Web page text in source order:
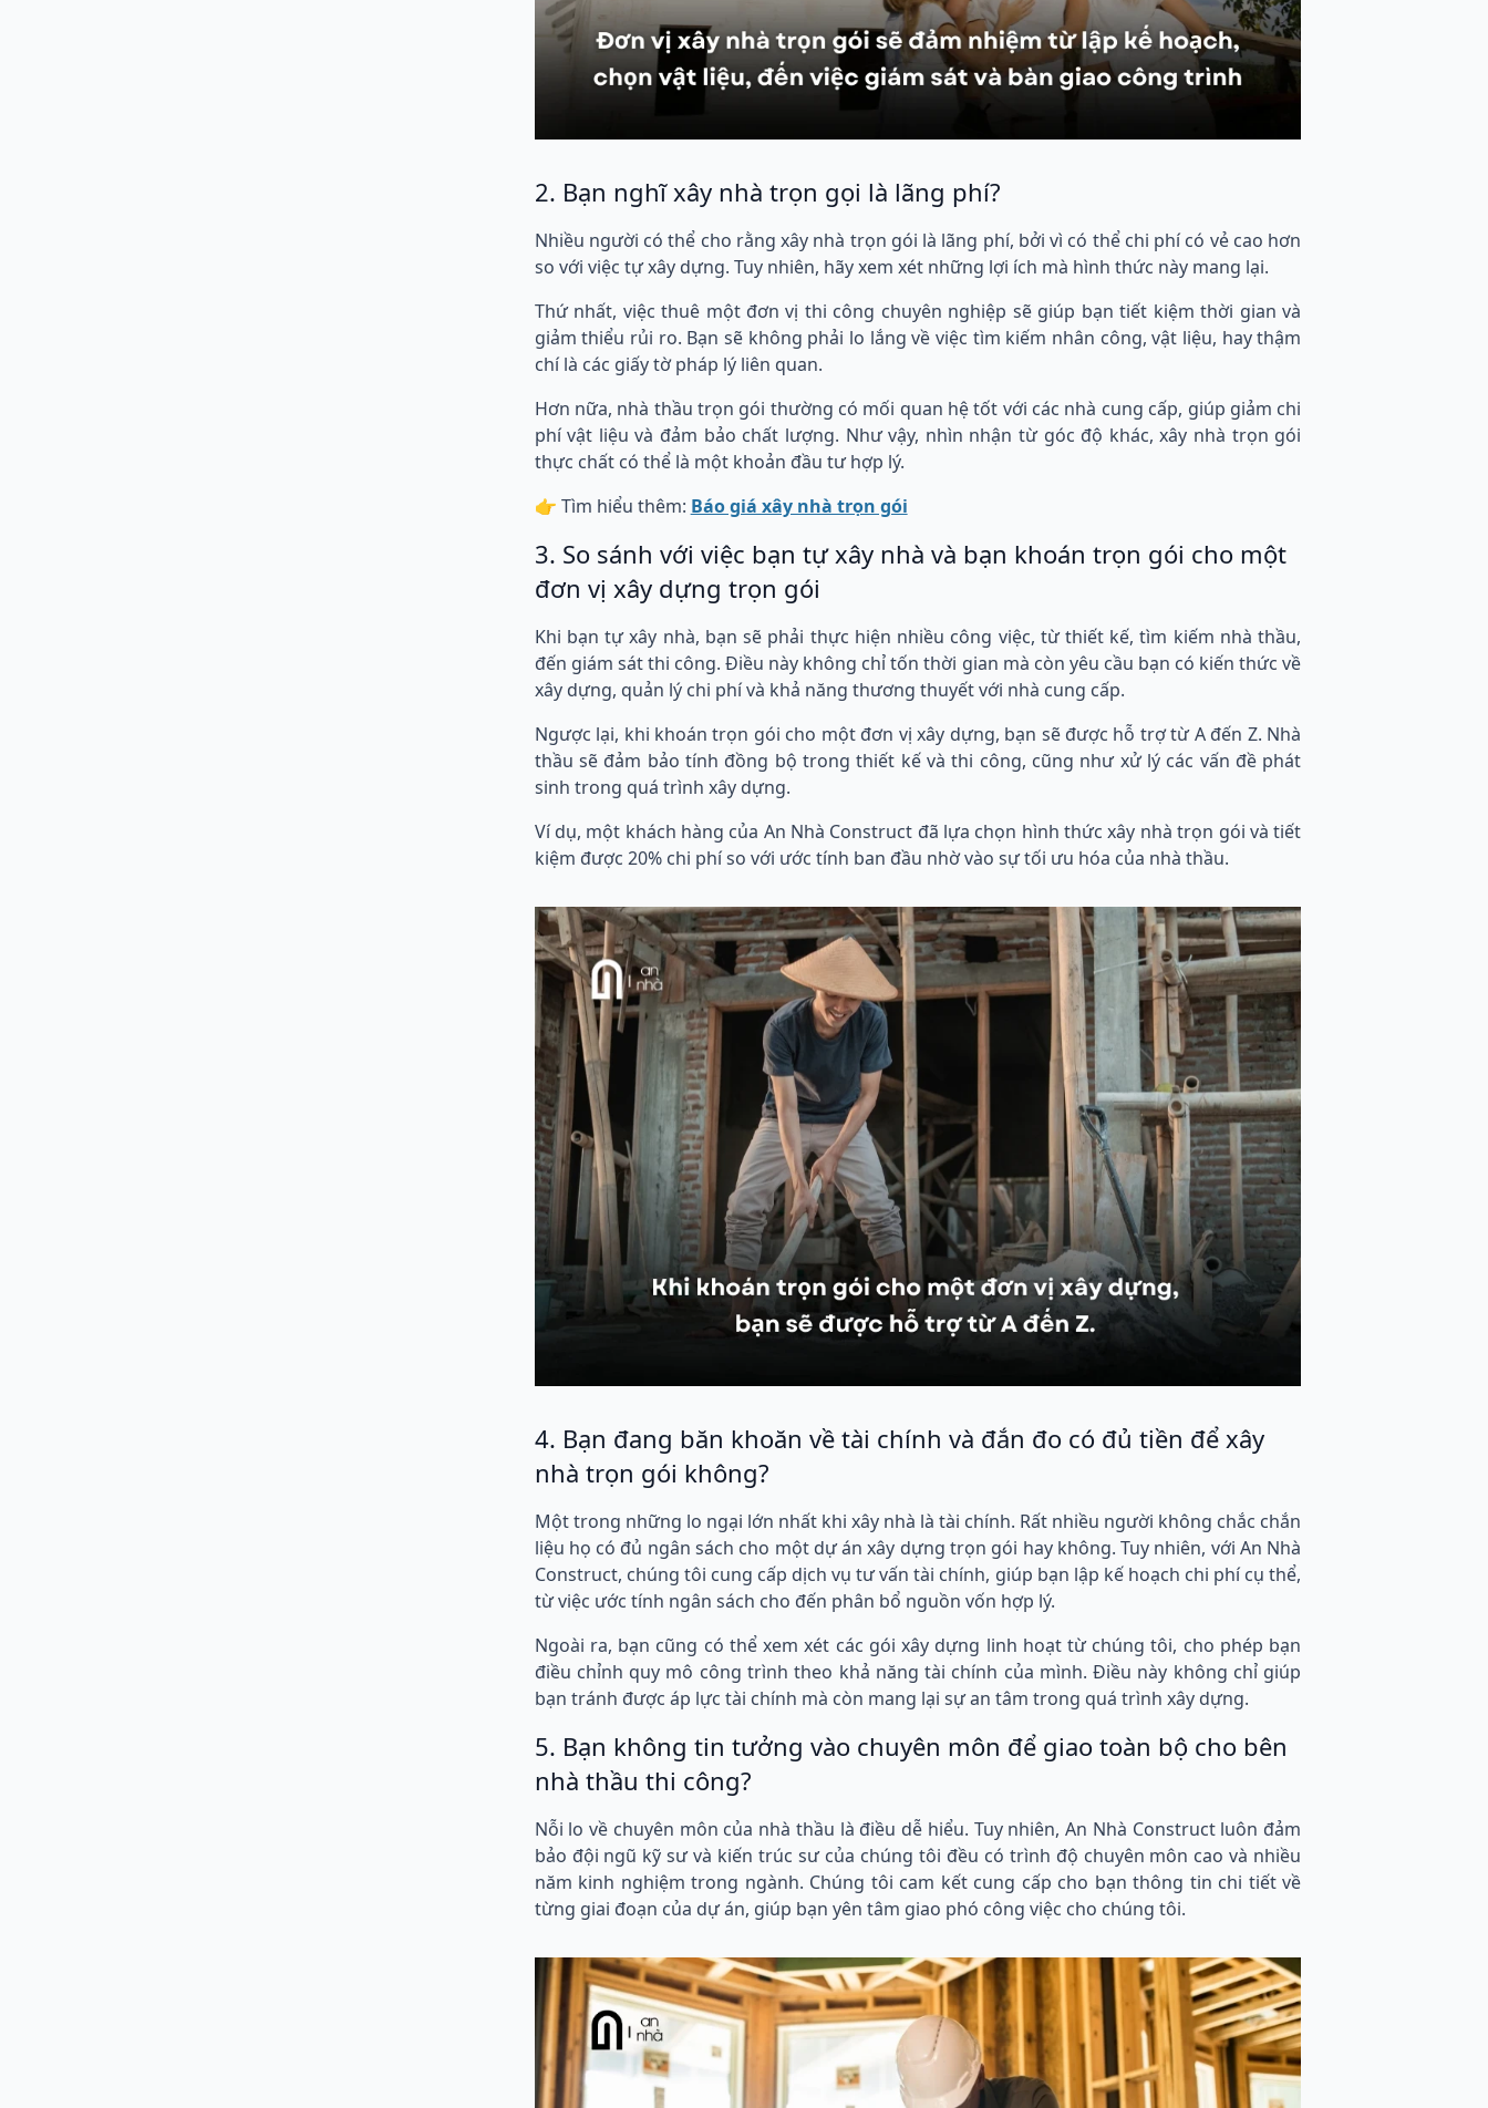
2. Bạn nghĩ xây nhà trọn gọi là lãng phí?
Nhiều người có thể cho rằng xây nhà trọn gói là lãng phí, bởi vì có thể chi phí có vẻ cao hơn
so với việc tự xây dựng. Tuy nhiên, hãy xem xét những lợi ích mà hình thức này mang lại.
Thứ nhất, việc thuê một đơn vị thi công chuyên nghiệp sẽ giúp bạn tiết kiệm thời gian và
giảm thiểu rủi ro. Bạn sẽ không phải lo lắng về việc tìm kiếm nhân công, vật liệu, hay thậm
chí là các giấy tờ pháp lý liên quan.
Hơn nữa, nhà thầu trọn gói thường có mối quan hệ tốt với các nhà cung cấp, giúp giảm chi
phí vật liệu và đảm bảo chất lượng. Như vậy, nhìn nhận từ góc độ khác, xây nhà trọn gói
thực chất có thể là một khoản đầu tư hợp lý.
👉 Tìm hiểu thêm: Báo giá xây nhà trọn gói
3. So sánh với việc bạn tự xây nhà và bạn khoán trọn gói cho một
đơn vị xây dựng trọn gói
Khi bạn tự xây nhà, bạn sẽ phải thực hiện nhiều công việc, từ thiết kế, tìm kiếm nhà thầu,
đến giám sát thi công. Điều này không chỉ tốn thời gian mà còn yêu cầu bạn có kiến thức về
xây dựng, quản lý chi phí và khả năng thương thuyết với nhà cung cấp.
Ngược lại, khi khoán trọn gói cho một đơn vị xây dựng, bạn sẽ được hỗ trợ từ A đến Z. Nhà
thầu sẽ đảm bảo tính đồng bộ trong thiết kế và thi công, cũng như xử lý các vấn đề phát
sinh trong quá trình xây dựng.
Ví dụ, một khách hàng của An Nhà Construct đã lựa chọn hình thức xây nhà trọn gói và tiết
kiệm được 20% chi phí so với ước tính ban đầu nhờ vào sự tối ưu hóa của nhà thầu.
4. Bạn đang băn khoăn về tài chính và đắn đo có đủ tiền để xây
nhà trọn gói không?
Một trong những lo ngại lớn nhất khi xây nhà là tài chính. Rất nhiều người không chắc chắn
liệu họ có đủ ngân sách cho một dự án xây dựng trọn gói hay không. Tuy nhiên, với An Nhà
Construct, chúng tôi cung cấp dịch vụ tư vấn tài chính, giúp bạn lập kế hoạch chi phí cụ thể,
từ việc ước tính ngân sách cho đến phân bổ nguồn vốn hợp lý.
Ngoài ra, bạn cũng có thể xem xét các gói xây dựng linh hoạt từ chúng tôi, cho phép bạn
điều chỉnh quy mô công trình theo khả năng tài chính của mình. Điều này không chỉ giúp
bạn tránh được áp lực tài chính mà còn mang lại sự an tâm trong quá trình xây dựng.
5. Bạn không tin tưởng vào chuyên môn để giao toàn bộ cho bên
nhà thầu thi công?
Nỗi lo về chuyên môn của nhà thầu là điều dễ hiểu. Tuy nhiên, An Nhà Construct luôn đảm
bảo đội ngũ kỹ sư và kiến trúc sư của chúng tôi đều có trình độ chuyên môn cao và nhiều
năm kinh nghiệm trong ngành. Chúng tôi cam kết cung cấp cho bạn thông tin chi tiết về
từng giai đoạn của dự án, giúp bạn yên tâm giao phó công việc cho chúng tôi.